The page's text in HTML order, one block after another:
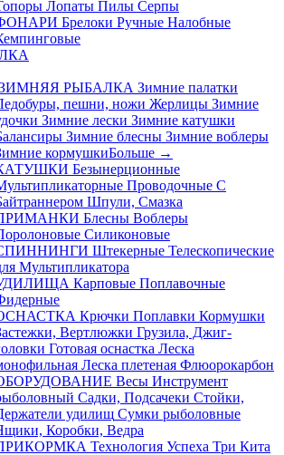
Лопаты Пилы Серпы
Брелоки Ручные Налобные
РЫБАЛКА Зимние палатки
пешни, ножи Жерлицы Зимние
Зимние лески Зимние катушки
Зимние блесны Зимние воблеры
кормушкиБольше →
Безынерционные
Проводочные С
Шпули, Смазка
Блесны Воблеры
Силиконовые
Штекерные Телескопические
Мультипликатора
Карповые Поплавочные
Крючки Поплавки Кормушки
Вертлюжки Грузила, Джиг-
Готовая оснастка Леска
Леска плетеная Флюорокарбон
Весы Инструмент
Садки, Подсачеки Стойки,
удилищ Сумки рыболовные
Коробки, Ведра
Технология Успеха Три Кита